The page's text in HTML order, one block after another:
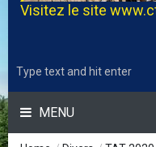
Visitez le site
MENU